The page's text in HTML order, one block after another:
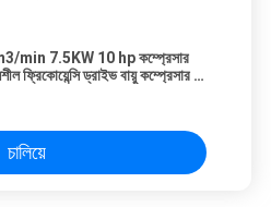
min 7.5KW 10 hp কম্প্রেসার
ফ্রিকোয়েন্সি ড্রাইভ বায়ু কম্প্রেসার শিল্প
চালিয়ে